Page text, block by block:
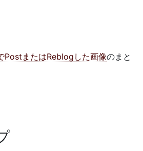
PostまたはReblogした画像のまと